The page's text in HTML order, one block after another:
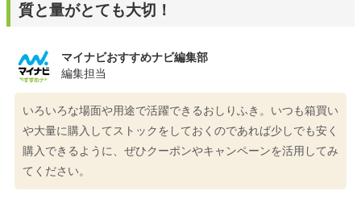
質と量がとても大切！
マイナビおすすめナビ編集部
編集担当
いろいろな場面や用途で活躍できるおしりふき。いつも箱買い
や大量に購入してストックをしておくのであれば少しでも安く
購入できるように、ぜひクーポンやキャンペーンを活用してみ
てください。